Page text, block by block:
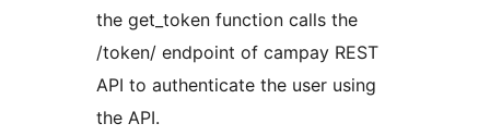
the get_token function calls the
/token/ endpoint of campay REST
API to authenticate the user using
the API.